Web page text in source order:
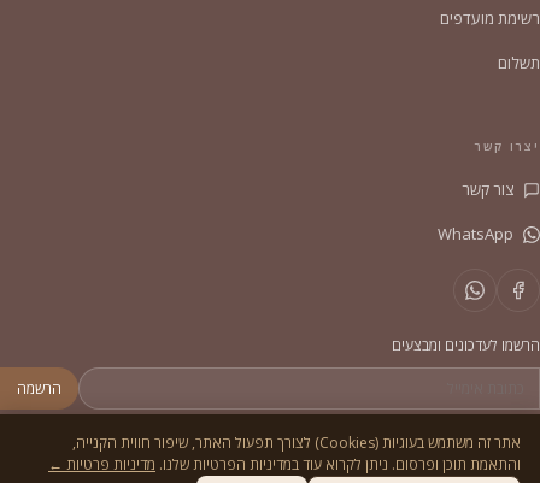
רשימת מועדפים
תשלום
יצרו קשר
צור קשר
הרשמו לעדכונים ומבצעים
הרשמה
אתר זה משתמש בעוגיות (Cookies) לצורך תפעול האתר, שיפור חווית הקנייה,
והתאמת תוכן ופרסום. ניתן לקרוא עוד במדיניות הפרטיות שלנו. מדיניות פרטיות ←